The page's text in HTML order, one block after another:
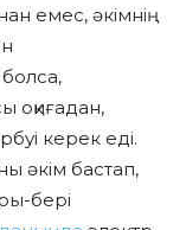
емес, әкімнің
оқиғадан,
керек еді.
әкім бастап,
бері